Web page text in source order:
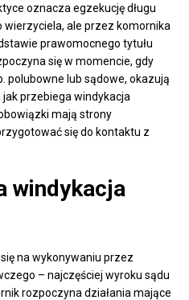
oznacza egzekucję długu
ale przez komornika
prawomocnego tytułu
się w momencie, gdy
polubowne lub sądowe, okazują
przebiega windykacja
mają strony
się do kontaktu z
windykacja
na wykonywaniu przez
– najczęściej wyroku sądu
rozpoczyna działania mające